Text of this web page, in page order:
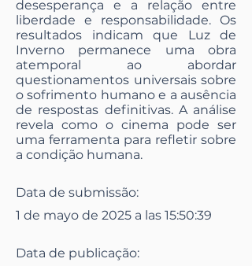
desesperança e a relação entre
liberdade e responsabilidade. Os
resultados indicam que Luz de
Inverno permanece uma obra
atemporal ao abordar
questionamentos universais sobre
o sofrimento humano e a ausência
de respostas definitivas. A análise
revela como o cinema pode ser
uma ferramenta para refletir sobre
a condição humana.
Data de submissão:
1 de mayo de 2025 a las 15:50:39
Data de publicação: